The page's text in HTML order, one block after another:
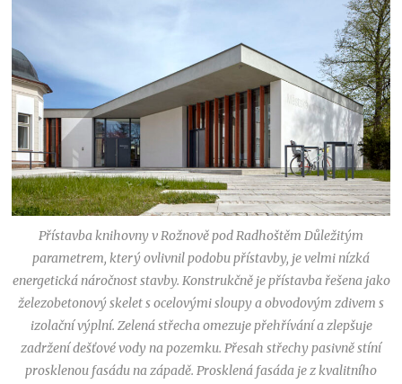
Přístavba knihovny v Rožnově pod Radhoštěm Důležitým
parametrem, který ovlivnil podobu přístavby, je velmi nízká
energetická náročnost stavby. Konstrukčně je přístavba řešena jako
železobetonový skelet s ocelovými sloupy a obvodovým zdivem s
izolační výplní. Zelená střecha omezuje přehřívání a zlepšuje
zadržení dešťové vody na pozemku. Přesah střechy pasivně stíní
prosklenou fasádu na západě. Prosklená fasáda je z kvalitního